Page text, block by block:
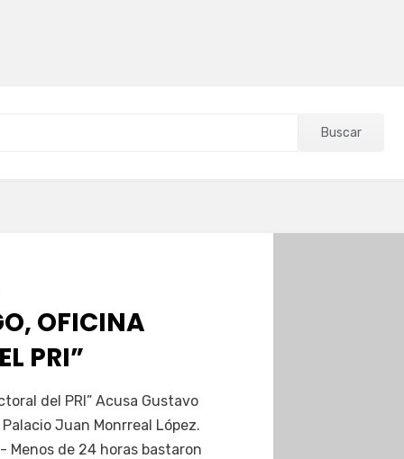
Buscar
OFICINA
PRI”
del PRI” Acusa Gustavo
Juan Monrreal López.
Menos de 24 horas bastaron